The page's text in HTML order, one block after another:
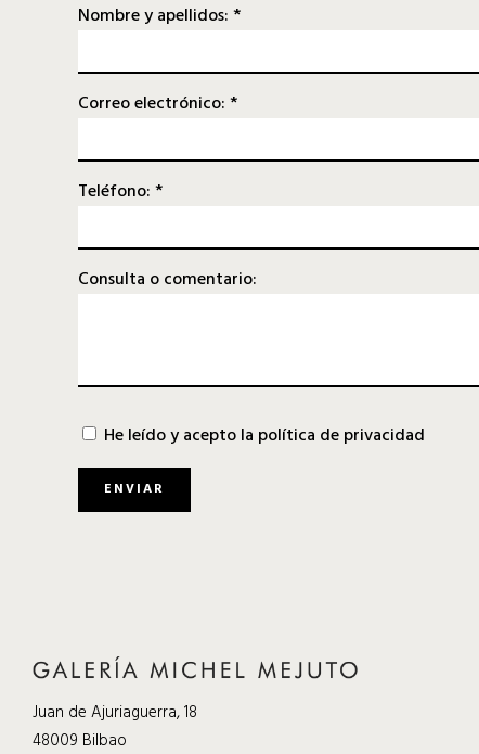
Nombre y apellidos: *
Correo electrónico: *
Teléfono: *
Consulta o comentario:
He leído y acepto la política de privacidad
Juan de Ajuriaguerra, 18
48009 Bilbao